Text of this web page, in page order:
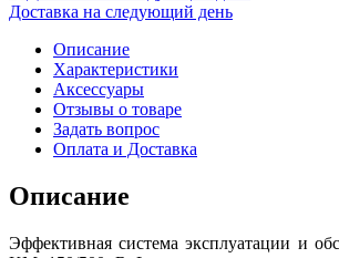
Доставка на следующий день
Описание
Характеристики
Аксессуары
Отзывы о товаре
Задать вопрос
Оплата и Доставка
Описание
Эффективная система эксплуатации и